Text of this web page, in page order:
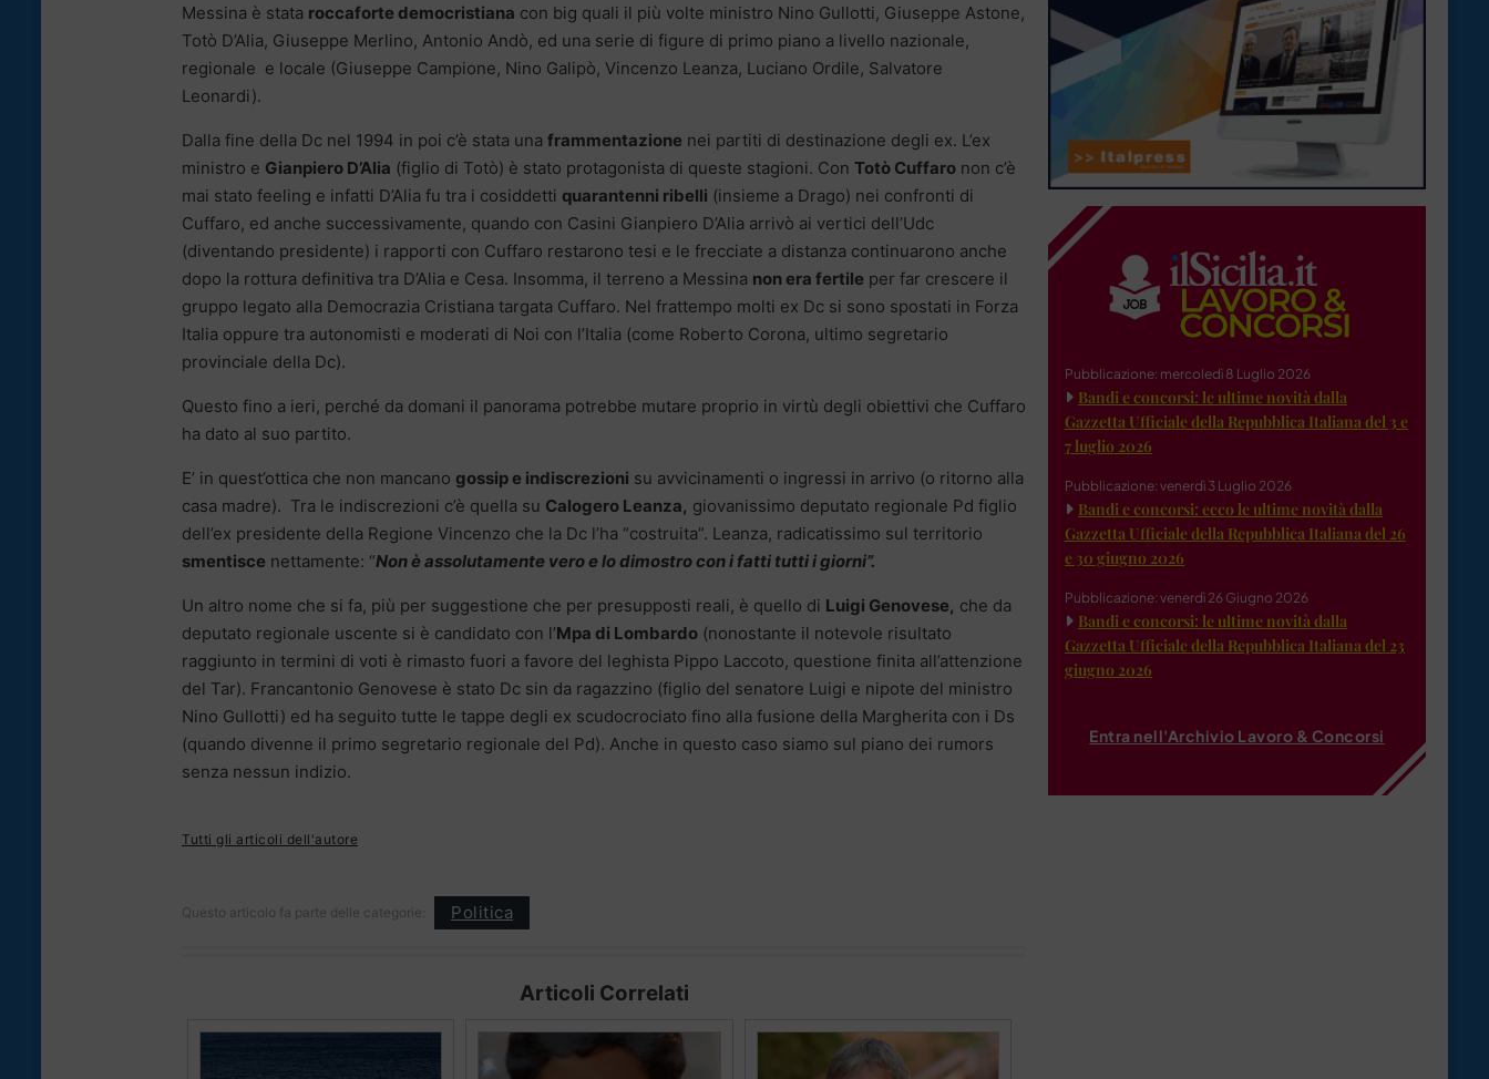
Messina è stata roccaforte democristiana con big quali il più volte ministro Nino Gullotti, Giuseppe Astone,
Totò D’Alia, Giuseppe Merlino, Antonio Andò, ed una serie di figure di primo piano a livello nazionale,
regionale e locale (Giuseppe Campione, Nino Galipò, Vincenzo Leanza, Luciano Ordile, Salvatore
Leonardi).
Dalla fine della Dc nel 1994 in poi c’è stata una frammentazione nei partiti di destinazione degli ex. L’ex
ministro e Gianpiero D’Alia (figlio di Totò) è stato protagonista di queste stagioni. Con Totò Cuffaro non c’è
mai stato feeling e infatti D’Alia fu tra i cosiddetti quarantenni ribelli (insieme a Drago) nei confronti di
Cuffaro, ed anche successivamente, quando con Casini Gianpiero D’Alia arrivò ai vertici dell’Udc
(diventando presidente) i rapporti con Cuffaro restarono tesi e le frecciate a distanza continuarono anche
dopo la rottura definitiva tra D’Alia e Cesa. Insomma, il terreno a Messina non era fertile per far crescere il
gruppo legato alla Democrazia Cristiana targata Cuffaro. Nel frattempo molti ex Dc si sono spostati in Forza
Italia oppure tra autonomisti e moderati di Noi con l’Italia (come Roberto Corona, ultimo segretario
provinciale della Dc).
Questo fino a ieri, perché da domani il panorama potrebbe mutare proprio in virtù degli obiettivi che Cuffaro
ha dato al suo partito.
E’ in quest’ottica che non mancano gossip e indiscrezioni su avvicinamenti o ingressi in arrivo (o ritorno alla
casa madre). Tra le indiscrezioni c’è quella su Calogero Leanza, giovanissimo deputato regionale Pd figlio
dell’ex presidente della Regione Vincenzo che la Dc l’ha “costruita”. Leanza, radicatissimo sul territorio
smentisce nettamente: “Non è assolutamente vero e lo dimostro con i fatti tutti i giorni”.
Un altro nome che si fa, più per suggestione che per presupposti reali, è quello di Luigi Genovese, che da
deputato regionale uscente si è candidato con l’Mpa di Lombardo (nonostante il notevole risultato
raggiunto in termini di voti è rimasto fuori a favore del leghista Pippo Laccoto, questione finita all’attenzione
del Tar). Francantonio Genovese è stato Dc sin da ragazzino (figlio del senatore Luigi e nipote del ministro
Nino Gullotti) ed ha seguito tutte le tappe degli ex scudocrociato fino alla fusione della Margherita con i Ds
(quando divenne il primo segretario regionale del Pd). Anche in questo caso siamo sul piano dei rumors
senza nessun indizio.
Tutti gli articoli dell'autore
Questo articolo fa parte delle categorie: Politica
Articoli Correlati
Pubblicazione: mercoledì 8 Luglio 2026
Bandi e concorsi: le ultime novità dalla
Gazzetta Ufficiale della Repubblica Italiana del 3 e
7 luglio 2026
Pubblicazione: venerdì 3 Luglio 2026
Bandi e concorsi: ecco le ultime novità dalla
Gazzetta Ufficiale della Repubblica Italiana del 26
e 30 giugno 2026
Pubblicazione: venerdì 26 Giugno 2026
Bandi e concorsi: le ultime novità dalla
Gazzetta Ufficiale della Repubblica Italiana del 23
giugno 2026
Entra nell'Archivio Lavoro & Concorsi